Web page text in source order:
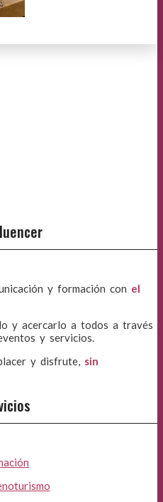
y formación con el
y acercarlo a todos a través
y servicios.
y disfrute, sin